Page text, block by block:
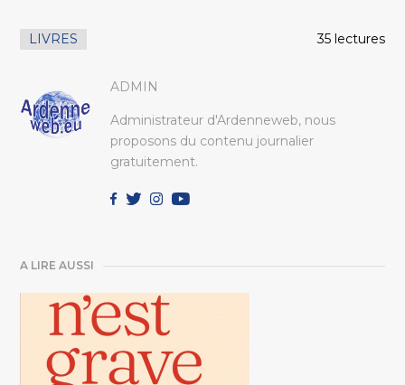
LIVRES 35 lectures
ADMIN
Administrateur d'Ardenneweb, nous
proposons du contenu journalier
gratuitement.
A LIRE AUSSI